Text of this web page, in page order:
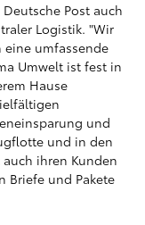
Post auch
Logistik. "Wir
eine umfassende
Umwelt ist fest in
Hause
und
und in den
ihren Kunden
Briefe und Pakete